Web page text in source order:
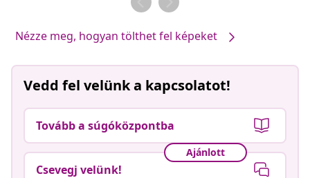
Nézze meg, hogyan tölthet fel képeket
Vedd fel velünk a kapcsolatot!
Tovább a súgóközpontba
Ajánlott
Csevegj velünk!